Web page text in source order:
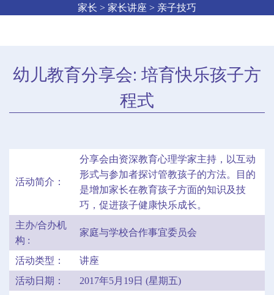
家长 > 家长讲座 > 亲子技巧
幼儿教育分享会: 培育快乐孩子方
程式
活动简介：
分享会由资深教育心理学家主持，以互动
形式与参加者探讨管教孩子的方法。目的
是增加家长在教育孩子方面的知识及技
巧，促进孩子健康快乐成长。
主办/合办机
构 :
家庭与学校合作事宜委员会
活动类型：
讲座
活动日期：
2017年5月19日 (星期五)